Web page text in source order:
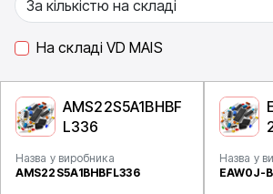
На складі VD MAIS
AMS22S5A1BHBF
L336
Назва у виробника
AMS22S5A1BHBFL336
Назва у
EAW0J-